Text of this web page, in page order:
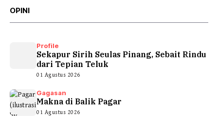
OPINI
Profile
Sekapur Sirih Seulas Pinang, Sebait Rindu
dari Tepian Teluk
01 Agustus 2026
Gagasan
Makna di Balik Pagar
01 Agustus 2026